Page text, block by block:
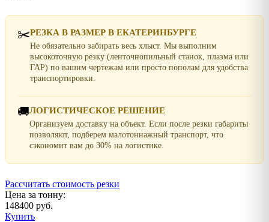
✂️РЕЗКА В РАЗМЕР В ЕКАТЕРИНБУРГЕ
Не обязательно забирать весь хлыст. Мы выполним
высокоточную резку (ленточнопильный станок, плазма или
ГАР) по вашим чертежам или просто пополам для удобства
транспортировки.
🚚ЛОГИСТИЧЕСКОЕ РЕШЕНИЕ
Организуем доставку на объект. Если после резки габариты
позволяют, подберем малотоннажный транспорт, что
сэкономит вам до 30% на логистике.
Рассчитать стоимость резки
Цена за тонну:
148400 руб.
Купить